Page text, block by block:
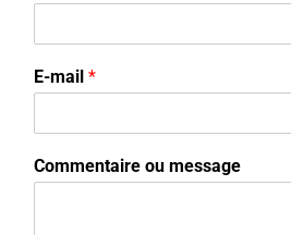
E-mail*
Commentaire ou message